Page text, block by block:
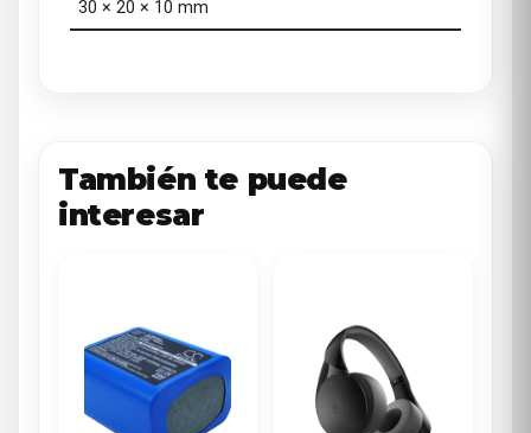
30 × 20 × 10 mm
También te puede
interesar